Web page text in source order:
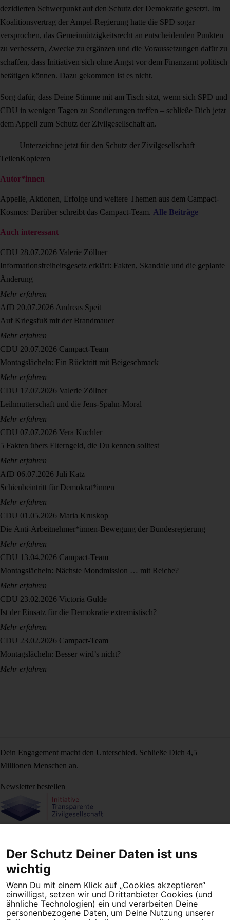
dezidierten Schwerpunkt auf den Schutz der Demokratie gesetzt. Im
Koalitionsvertrag der Ampel-Regierung hatte die SPD sogar
versprochen, das Gemeinnützigkeitsrecht an entscheidenden Punkten
zu verbessern, Zwecke zu ergänzen und die Voraussetzungen dafür zu
schaffen, dass Initiativen sich ohne Angst vor dem Finanzamt politisch
betätigen können. Dazu gekommen ist es nicht.
Sorg dafür, dass Deine Stimme mit am Tisch sitzt, wenn sich SPD und
CDU in wenigen Tagen zu Sondierungen treffen – schließe Dich jetzt
dem Appell zum Schutz der Zivilgesellschaft an.
Unterzeichne jetzt für den Schutz der Zivilgesellschaft
TeilenKopieren
Autor*innen
Appelle, Aktionen, Erfolge und weitere Themen aus dem Campact-
Kosmos: Darüber schreibt das Campact-Team. Alle Beiträge
Auch interessant
CDU 28.07.2026 Valerie Zöllner
Informationsfreiheitsgesetz erklärt: Fakten, Skandale und die geplante
Änderung
Mehr erfahren
AfD 20.07.2026 Andreas Speit
Auf Kriegsfuß mit der Brandmauer
Mehr erfahren
CDU 20.07.2026 Campact-Team
Montagslächeln: Ein Rücktritt mit Beigeschmack
Mehr erfahren
CDU 17.07.2026 Valerie Zöllner
Leihmutterschaft und die Jens-Spahn-Moral
Mehr erfahren
CDU 07.07.2026 Vera Kuchler
5 Fakten übers Elterngeld, die Du kennen solltest
Mehr erfahren
AfD 06.07.2026 Juli Katz
Schienbeintritt für Demokrat*innen
Mehr erfahren
CDU 01.05.2026 Maria Kruskop
Die Anti-Arbeitnehmer*innen-Bewegung der Bundesregierung
Mehr erfahren
CDU 13.04.2026 Campact-Team
Montagslächeln: Nächste Mondmission … mit Reiche?
Mehr erfahren
CDU 23.02.2026 Victoria Gulde
Ist der Einsatz für die Demokratie extremistisch?
Mehr erfahren
CDU 23.02.2026 Campact-Team
Montagslächeln: Besser wird’s nicht?
Mehr erfahren
Dein Engagement macht den Unterschied. Schließe Dich 4,5
Millionen Menschen an.
Newsletter bestellen
IBAN DE95 2‍5‍1‍2 0‍5‍1‍0 6‍9‍8‍0 0‍0‍0‍0 0‍0
SozialBank
Direkt online spenden
NewsletterHilfe und
FAQKontaktDatenschutzImpressumCookie Einstellungen
Der Schutz Deiner Daten ist uns
wichtig
Wenn Du mit einem Klick auf „Cookies akzeptieren“
einwilligst, setzen wir und Drittanbieter Cookies (und
ähnliche Technologien) ein und verarbeiten Deine
personenbezogene Daten, um Deine Nutzung unserer